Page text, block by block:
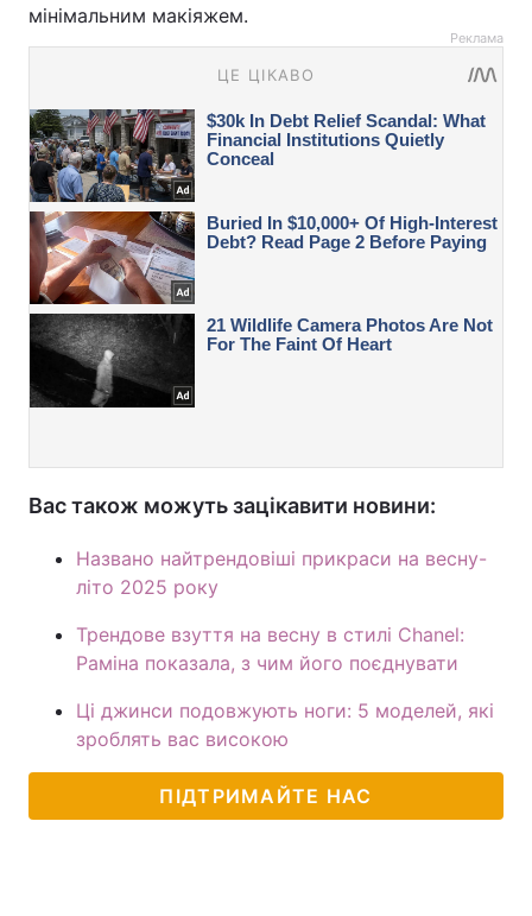
мінімальним макіяжем.
Реклама
Вас також можуть зацікавити новини:
Названо найтрендовіші прикраси на весну-
літо 2025 року
Трендове взуття на весну в стилі Chanel:
Раміна показала, з чим його поєднувати
Ці джинси подовжують ноги: 5 моделей, які
зроблять вас високою
ПІДТРИМАЙТЕ НАС